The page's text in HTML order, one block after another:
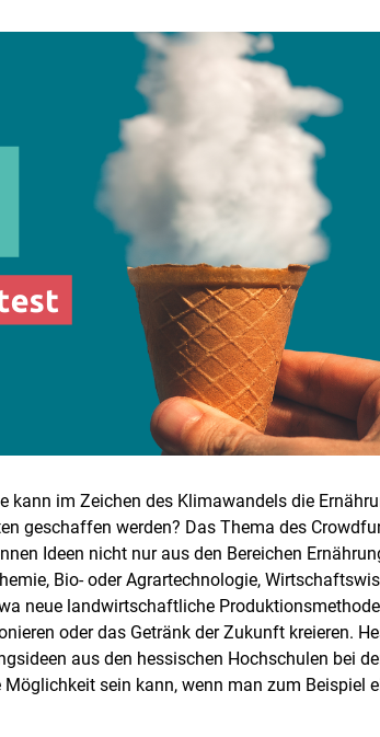
kann im Zeichen des Klimawandels die
geschaffen werden? Das Thema des
Ideen nicht nur aus den Bereichen
Bio- oder Agrartechnologie,
neue landwirtschaftliche
oder das Getränk der Zukunft kreieren.
aus den hessischen Hochschulen bei
sein kann, wenn man zum Beispiel